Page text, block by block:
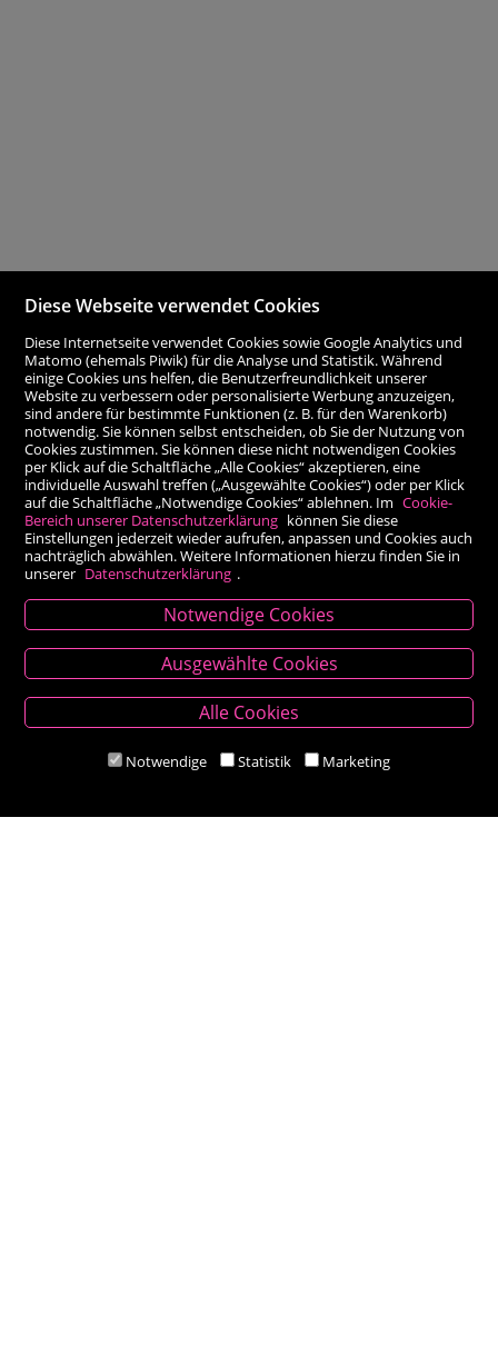
Kontakt
Besold Buch-Papier
Hauptplatz 14, 9300 St. Veit an der Glan
M:bestellung@besold.at
Diese Webseite verwendet Cookies
Diese Internetseite verwendet Cookies sowie Google Analytics und
Matomo (ehemals Piwik) für die Analyse und Statistik. Während
einige Cookies uns helfen, die Benutzerfreundlichkeit unserer
Website zu verbessern oder personalisierte Werbung anzuzeigen,
sind andere für bestimmte Funktionen (z. B. für den Warenkorb)
notwendig. Sie können selbst entscheiden, ob Sie der Nutzung von
Cookies zustimmen. Sie können diese nicht notwendigen Cookies
per Klick auf die Schaltfläche „Alle Cookies“ akzeptieren, eine
individuelle Auswahl treffen („Ausgewählte Cookies“) oder per Klick
auf die Schaltfläche „Notwendige Cookies“ ablehnen. Im Cookie-
Bereich unserer Datenschutzerklärung können Sie diese
Einstellungen jederzeit wieder aufrufen, anpassen und Cookies auch
nachträglich abwählen. Weitere Informationen hierzu finden Sie in
unserer Datenschutzerklärung .
Notwendige Cookies
Ausgewählte Cookies
Alle Cookies
Notwendige Statistik Marketing